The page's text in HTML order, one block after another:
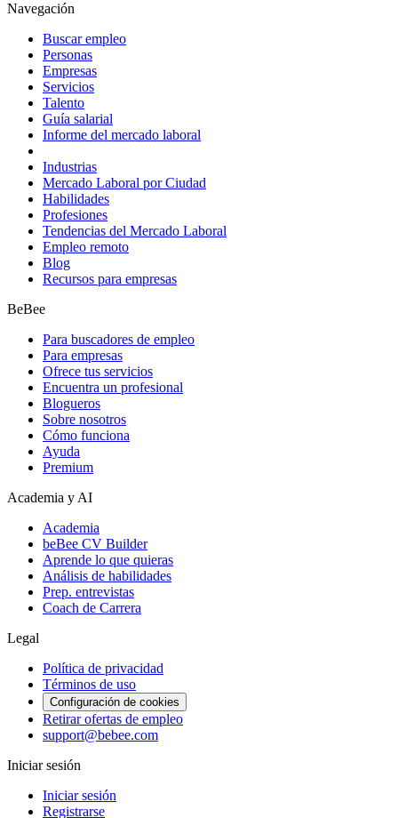
Navegación
Buscar empleo
Personas
Empresas
Servicios
Talento
Guía salarial
Informe del mercado laboral
Industrias
Mercado Laboral por Ciudad
Habilidades
Profesiones
Tendencias del Mercado Laboral
Empleo remoto
Blog
Recursos para empresas
BeBee
Para buscadores de empleo
Para empresas
Ofrece tus servicios
Encuentra un profesional
Blogueros
Sobre nosotros
Cómo funciona
Ayuda
Premium
Academia y AI
Academia
beBee CV Builder
Aprende lo que quieras
Análisis de habilidades
Prep. entrevistas
Coach de Carrera
Legal
Política de privacidad
Términos de uso
Configuración de cookies
Retirar ofertas de empleo
support@bebee.com
Iniciar sesión
Iniciar sesión
Registrarse